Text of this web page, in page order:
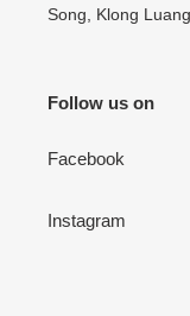
Song, Klong
Follow us on
Facebook
Instagram